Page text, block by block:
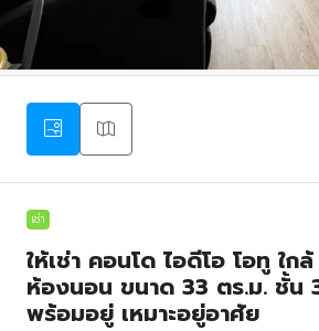
เช่า
ให้เช่า คอนโด ไอดีโอ โอทู ใก
ห้องนอน ขนาด 33 ตร.ม. ชั้น
พร้อมอยู่ เหมาะอยู่อาศัย